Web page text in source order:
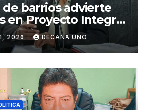
de barrios advierte
en Proyecto Integral
y Alcantarillado para
2026 DECANA UNO